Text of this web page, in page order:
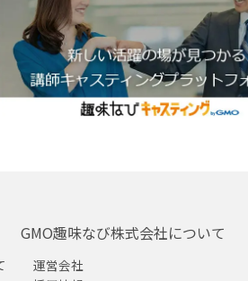
GMO趣味なび株式会社について
運営会社